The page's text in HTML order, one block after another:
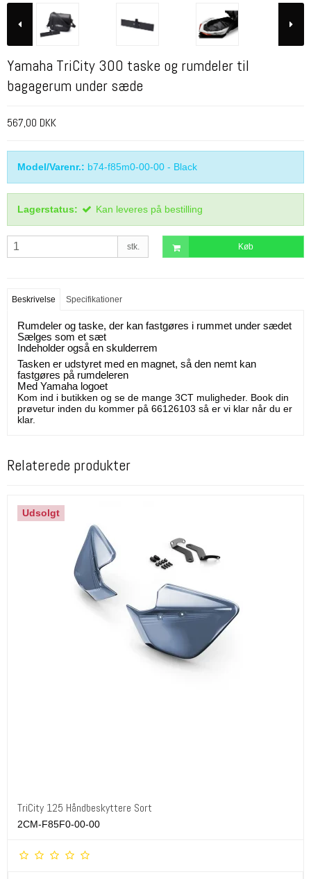
Yamaha TriCity 300 taske og rumdeler til
bagagerum under sæde
567,00 DKK
Model/Varenr.: b74-f85m0-00-00 - Black
Lagerstatus: Kan leveres på bestilling
stk. Køb
Beskrivelse Specifikationer
Rumdeler og taske, der kan fastgøres i rummet under sædet
Sælges som et sæt
Indeholder også en skulderrem
Tasken er udstyret med en magnet, så den nemt kan
fastgøres på rumdeleren
Med Yamaha logoet
Kom ind i butikken og se de mange 3CT muligheder. Book din
prøvetur inden du kommer på 66126103 så er vi klar når du er
klar.
Relaterede produkter
Udsolgt
TriCity 125 Håndbeskyttere Sort
2CM-F85F0-00-00